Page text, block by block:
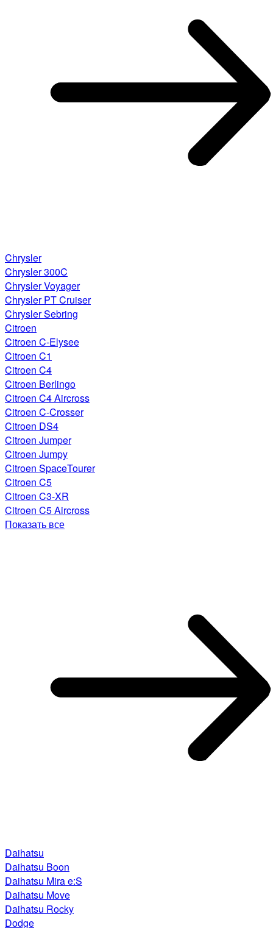
Chrysler
Chrysler 300C
Chrysler Voyager
Chrysler PT Cruiser
Chrysler Sebring
Citroen
Citroen C-Elysee
Citroen C1
Citroen C4
Citroen Berlingo
Citroen C4 Aircross
Citroen C-Crosser
Citroen DS4
Citroen Jumper
Citroen Jumpy
Citroen SpaceTourer
Citroen C5
Citroen C3-XR
Citroen C5 Aircross
Показать все
Daihatsu
Daihatsu Boon
Daihatsu Mira e:S
Daihatsu Move
Daihatsu Rocky
Dodge